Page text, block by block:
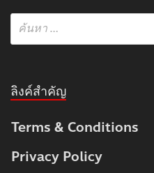
ลิงค์สำคัญ
Terms & Conditions
Privacy Policy